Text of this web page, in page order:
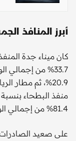
أبرز المنافذ
كان ميناء جدة
33.7% من إجمالي
81.4% من إجمالي الواردات السلعية للمملكة.
على صعيد الصادرات